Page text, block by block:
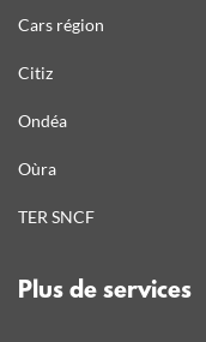
Cars région
Citiz
Ondéa
Oùra
TER SNCF
Plus de services